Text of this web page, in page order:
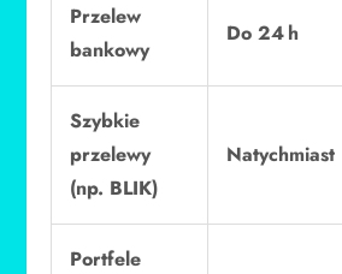
Przelew
bankowy
Do 24 h
Szybkie
przelewy
(np. BLIK)
Natychmiast
Portfele